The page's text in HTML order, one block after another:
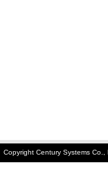
Copyright Century Systems Co.,